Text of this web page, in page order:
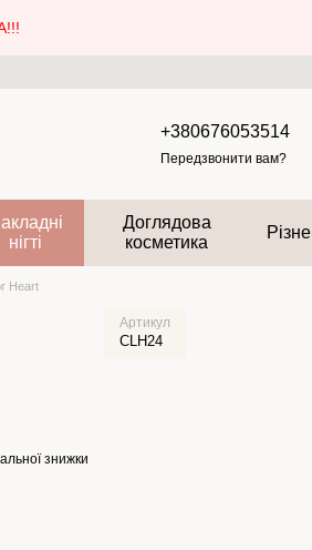
+380676053514
Передзвонити вам?
нігті
Доглядова
косметика
Різне
Heart
Артикул
CLH24
знижки